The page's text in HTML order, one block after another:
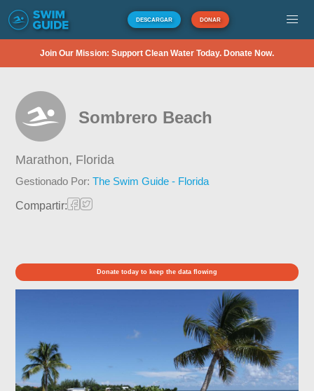
DESCARGAR DONAR
Join Our Mission: Support Clean Water Today. Donate Now.
Sombrero Beach
Marathon, Florida
Gestionado Por:The Swim Guide - Florida
Compartir:
Donate today to keep the data flowing